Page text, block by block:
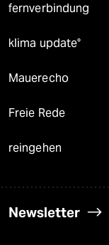
fernverbindung
klima update°
Mauerecho
Freie Rede
reingehen
Newsletter